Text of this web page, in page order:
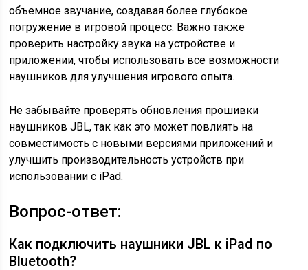
объемное звучание, создавая более глубокое
погружение в игровой процесс. Важно также
проверить настройку звука на устройстве и
приложении, чтобы использовать все возможности
наушников для улучшения игрового опыта.
Не забывайте проверять обновления прошивки
наушников JBL, так как это может повлиять на
совместимость с новыми версиями приложений и
улучшить производительность устройств при
использовании с iPad.
Вопрос-ответ:
Как подключить наушники JBL к iPad по
Bluetooth?